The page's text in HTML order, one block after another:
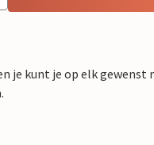
je kunt je op elk gewenst